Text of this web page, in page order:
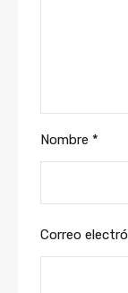
Nombre *
Correo